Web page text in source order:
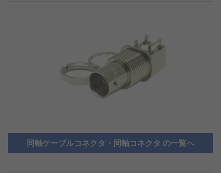
同軸ケーブルコネクタ・同軸コネクタ の一覧へ